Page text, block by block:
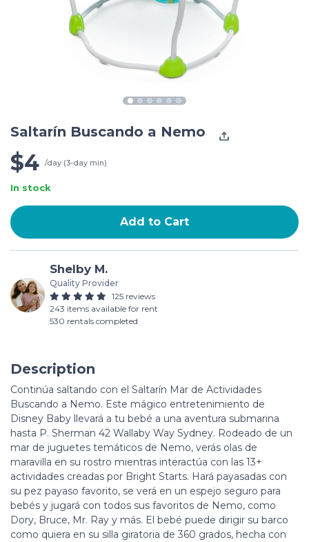
Saltarín Buscando a Nemo
$4 /day (3-day min)
In stock
Add to Cart
Shelby M.
Quality Provider
125 reviews
243 items available for rent
530 rentals completed
Description
Continúa saltando con el Saltarín Mar de Actividades
Buscando a Nemo. Este mágico entretenimiento de
Disney Baby llevará a tu bebé a una aventura submarina
hasta P. Sherman 42 Wallaby Way Sydney. Rodeado de un
mar de juguetes temáticos de Nemo, verás olas de
maravilla en su rostro mientras interactúa con las 13+
actividades creadas por Bright Starts. Hará payasadas con
su pez payaso favorito, se verá en un espejo seguro para
bebés y jugará con todos sus favoritos de Nemo, como
Dory, Bruce, Mr. Ray y más. El bebé puede dirigir su barco
como quiera en su silla giratoria de 360 grados, hecha con